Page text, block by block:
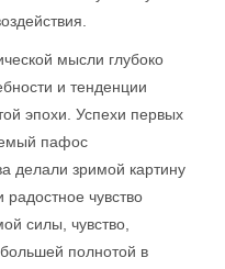
мысли глубоко
и тенденции
эпохи. Успехи первых
пафос
делали зримой картину
чувство
силы, чувство,
полнотой в